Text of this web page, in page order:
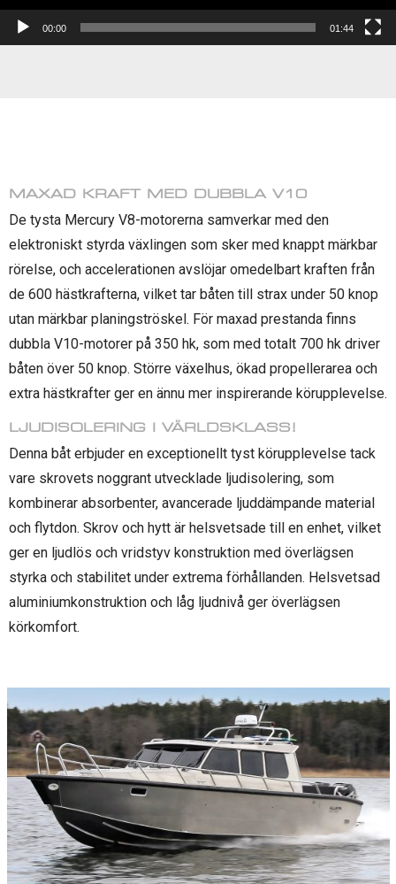
00:00 01:44
MAXAD KRAFT MED DUBBLA V10
De tysta Mercury V8-motorerna samverkar med den
elektroniskt styrda växlingen som sker med knappt märkbar
rörelse, och accelerationen avslöjar omedelbart kraften från
de 600 hästkrafterna, vilket tar båten till strax under 50 knop
utan märkbar planingströskel. För maxad prestanda finns
dubbla V10-motorer på 350 hk, som med totalt 700 hk driver
båten över 50 knop. Större växelhus, ökad propellerarea och
extra hästkrafter ger en ännu mer inspirerande körupplevelse.
LJUDISOLERING I VÄRLDSKLASS!
Denna båt erbjuder en exceptionellt tyst körupplevelse tack
vare skrovets noggrant utvecklade ljudisolering, som
kombinerar absorbenter, avancerade ljuddämpande material
och flytdon. Skrov och hytt är helsvetsade till en enhet, vilket
ger en ljudlös och vridstyv konstruktion med överlägsen
styrka och stabilitet under extrema förhållanden. Helsvetsad
aluminiumkonstruktion och låg ljudnivå ger överlägsen
körkomfort.